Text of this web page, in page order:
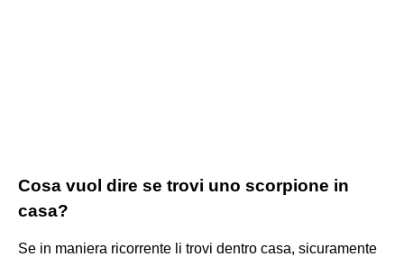
Cosa vuol dire se trovi uno scorpione in
casa?
Se in maniera ricorrente li trovi dentro casa, sicuramente